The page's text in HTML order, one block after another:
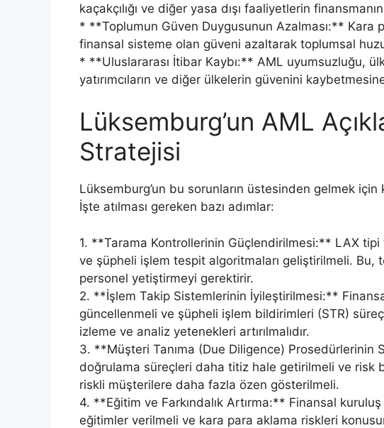
kaçakçılığı ve diğer yasa dışı faaliyetlerin
* **Toplumun Güven Duygusunun Azalması:** Kara
finansal sisteme olan güveni azaltarak toplumsal
* **Uluslararası İtibar Kaybı:** AML uyumsuzluğu,
yatırımcıların ve diğer ülkelerin güvenini
Lüksemburg’un AML
Stratejisi
Lüksemburg’un bu sorunların üstesinden gelmek
İşte atılması gereken bazı adımlar:
1. **Tarama Kontrollerinin Güçlendirilmesi:** LAX tipi
ve şüpheli işlem tespit algoritmaları geliştirilmeli. Bu,
personel yetiştirmeyi gerektirir.
2. **İşlem Takip Sistemlerinin İyileştirilmesi:**
güncellenmeli ve şüpheli işlem bildirimleri (STR)
izleme ve analiz yetenekleri artırılmalıdır.
3. **Müşteri Tanıma (Due Diligence) Prosedürlerinin
doğrulama süreçleri daha titiz hale getirilmeli ve risk
riskli müşterilere daha fazla özen gösterilmeli.
4. **Eğitim ve Farkındalık Artırma:** Finansal
eğitimler verilmeli ve kara para aklama riskleri